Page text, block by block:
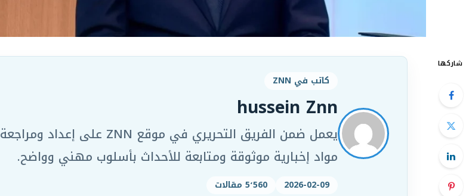
شاركها
كاتب في ZNN
hussein Znn
يعمل ضمن الفريق التحريري في موقع ZNN على إعداد ومراجعة
مواد إخبارية موثوقة ومتابعة للأحداث بأسلوب مهني وواضح.
2026-02-09 5٬560 مقالات